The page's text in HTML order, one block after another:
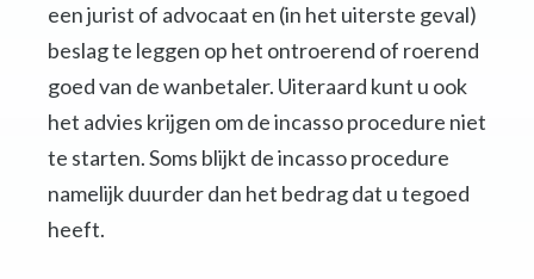
een jurist of advocaat en (in het uiterste geval)
beslag te leggen op het ontroerend of roerend
goed van de wanbetaler. Uiteraard kunt u ook
het advies krijgen om de incasso procedure niet
te starten. Soms blijkt de incasso procedure
namelijk duurder dan het bedrag dat u tegoed
heeft.